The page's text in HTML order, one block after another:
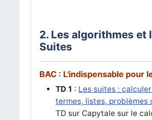
2. Les algorithmes et
Suites
BAC : L'indispensable pour
TD 1 : Les suites :
termes, listes, problèmes
TD sur Capytale sur le